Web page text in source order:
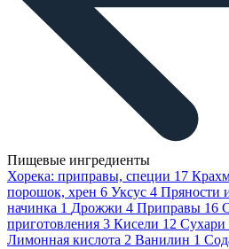
Пищевые ингредиенты
Хорека: приправы, специи 17
порошок, хрен 6 Уксус 4 Пряности
начинка 1 Дрожжи 4 Приправы 16
приготовления 3 Кисели 12 Сухари
Лимонная кислота 2 Ванилин 1